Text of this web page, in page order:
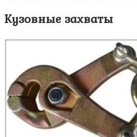
Кузовные захваты